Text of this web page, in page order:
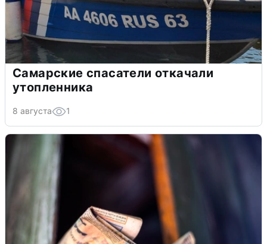
Самарские спасатели откачали
утопленника
8 августа 1